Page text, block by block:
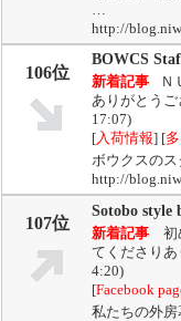
…
http://
106位
BOWCS
新着記事
Ｎ
ありがとう
17:07)
[入荷情報] [
ボウクスの
http://
107位
Sotobo style
新着記事
初
てくださり
4:20)
[Facebook
私たちの外房